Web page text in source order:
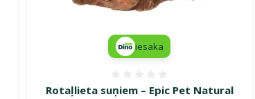
Rotaļlieta suņiem – Epic Pet Natural
iesaka